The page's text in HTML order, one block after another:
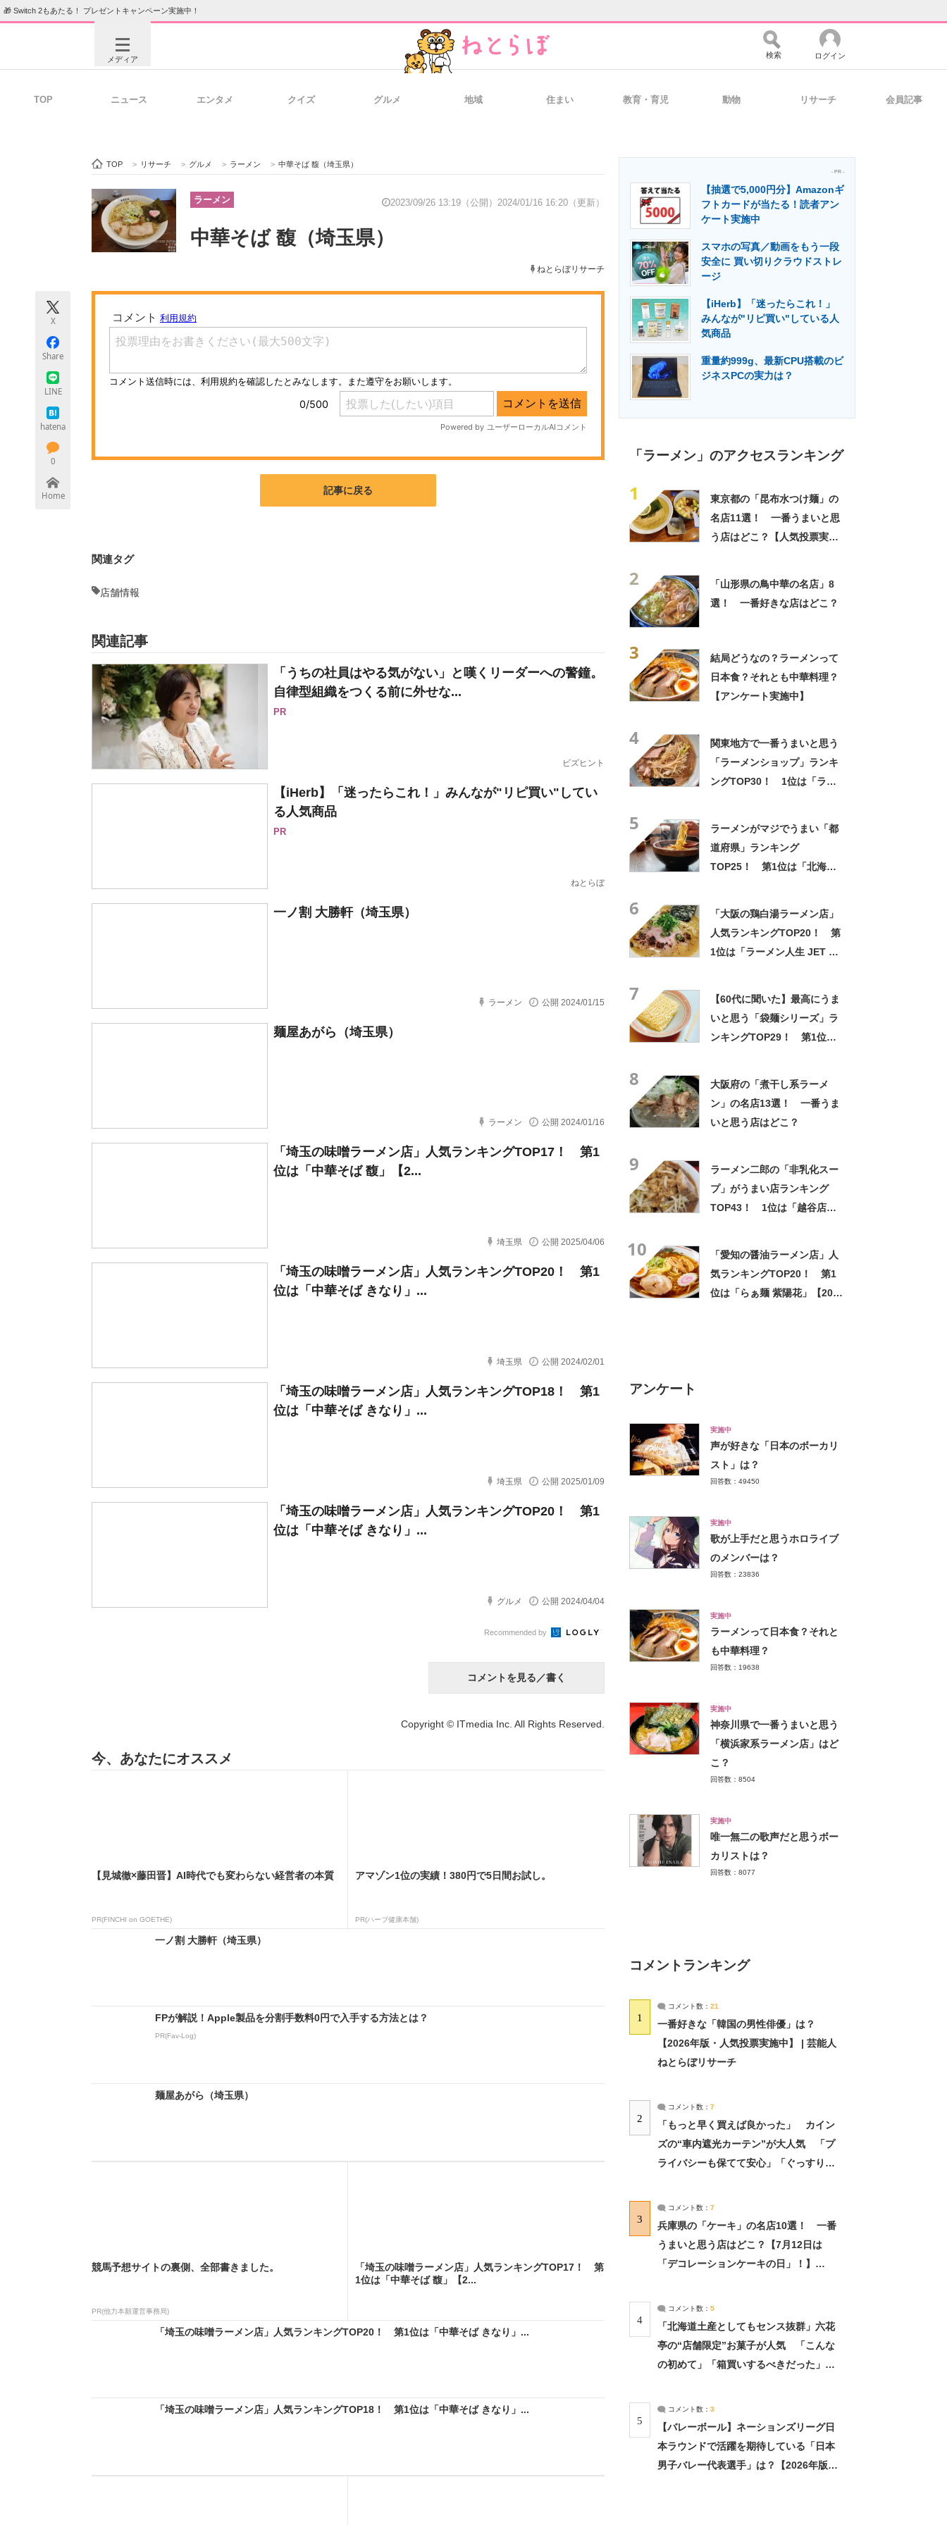
🎁 Switch 2もあたる！ プレゼントキャンペーン実施中！
メディア
ビジネスと働き方のヒント 経営リーダーのコミュニティ マーケ×ITの今がよく分かる
製造業のIT導入・活用を支援
モノづくり技術者専門サイト エレクトロニクス専門サイト 電子設計の基本と応用 エネルギーの専門メディア 建設×テクノロジーの最前線
検索 ログイン
TOP ニュース エンタメ クイズ グルメ 地域 住まい 教育・育児 動物 リサーチ 会員記事
TOP > リサーチ > グルメ > ラーメン > 中華そば 馥（埼玉県）
ラーメン 2023/09/26 13:19（公開） 2024/01/16 16:20（更新）
中華そば 馥（埼玉県）
ねとらぼリサーチ
X
Share
LINE
hatena
0
Home 記事に戻る
関連タグ
店舗情報
関連記事
「うちの社員はやる気がない」と嘆くリーダーへの警鐘。
自律型組織をつくる前に外せな...
PR
ビズヒント
【iHerb】「迷ったらこれ！」みんなが"リピ買い"してい
る人気商品
PR
ねとらぼ
一ノ割 大勝軒（埼玉県）
ラーメン 公開 2024/01/15
麺屋あがら（埼玉県）
ラーメン 公開 2024/01/16
「埼玉の味噌ラーメン店」人気ランキングTOP17！ 第1
位は「中華そば 馥」【2...
埼玉県 公開 2025/04/06
「埼玉の味噌ラーメン店」人気ランキングTOP20！ 第1
位は「中華そば きなり」...
埼玉県 公開 2024/02/01
「埼玉の味噌ラーメン店」人気ランキングTOP18！ 第1
位は「中華そば きなり」...
埼玉県 公開 2025/01/09
「埼玉の味噌ラーメン店」人気ランキングTOP20！ 第1
位は「中華そば きなり」...
グルメ 公開 2024/04/04
Recommended by
コメントを見る／書く
Copyright © ITmedia Inc. All Rights Reserved.
今、あなたにオススメ
【見城徹×藤田晋】AI時代でも変わらない経営者の本質
PR(FINCHI on GOETHE)
アマゾン1位の実績！380円で5日間お試し。
PR(ハーブ健康本舗)
一ノ割 大勝軒（埼玉県）
FPが解説！Apple製品を分割手数料0円で入手する方法とは？
PR(Fav-Log)
麺屋あがら（埼玉県）
競馬予想サイトの裏側、全部書きました。
PR(他力本願運営事務局)
「埼玉の味噌ラーメン店」人気ランキングTOP17！ 第
1位は「中華そば 馥」【2...
「埼玉の味噌ラーメン店」人気ランキングTOP20！ 第1位は「中華そば きなり」...
「埼玉の味噌ラーメン店」人気ランキングTOP18！ 第1位は「中華そば きなり」...
- PR -
【抽選で5,000円分】Amazonギ
フトカードが当たる！読者アン
ケート実施中
スマホの写真／動画をもう一段
安全に 買い切りクラウドストレ
ージ
【iHerb】「迷ったらこれ！」
みんなが"リピ買い"している人
気商品
重量約999g、最新CPU搭載のビ
ジネスPCの実力は？
「ラーメン」のアクセスランキング
1
東京都の「昆布水つけ麺」の
名店11選！ 一番うまいと思
う店はどこ？【人気投票実施
2
「山形県の鳥中華の名店」8
選！ 一番好きな店はどこ？
3
結局どうなの？ラーメンって
日本食？それとも中華料理？
【アンケート実施中】
4
関東地方で一番うまいと思う
「ラーメンショップ」ランキ
ングTOP30！ 1位は「ラー
5
ラーメンがマジでうまい「都
道府県」ランキング
TOP25！ 第1位は「北海
6
「大阪の鶏白湯ラーメン店」
人気ランキングTOP20！ 第
1位は「ラーメン人生 JET 福
7
【60代に聞いた】最高にうま
いと思う「袋麺シリーズ」ラ
ンキングTOP29！ 第1位は
8
大阪府の「煮干し系ラーメ
ン」の名店13選！ 一番うま
いと思う店はどこ？
9
ラーメン二郎の「非乳化スー
プ」がうまい店ランキング
TOP43！ 1位は「越谷店」
10
「愛知の醤油ラーメン店」人
気ランキングTOP20！ 第1
位は「らぁ麺 紫陽花」【2023
アンケート
実施中
声が好きな「日本のボーカリ
スト」は？
回答数：49450
実施中
歌が上手だと思うホロライブ
のメンバーは？
回答数：23836
実施中
ラーメンって日本食？それと
も中華料理？
回答数：19638
実施中
神奈川県で一番うまいと思う
「横浜家系ラーメン店」はど
こ？
回答数：8504
実施中
唯一無二の歌声だと思うボー
カリストは？
回答数：8077
コメントランキング
1
コメント数： 21
一番好きな「韓国の男性俳優」は？
【2026年版・人気投票実施中】 | 芸能人
ねとらぼリサーチ
2
コメント数： 7
「もっと早く買えば良かった」 カイン
ズの“車内遮光カーテン”が大人気 「プ
ライバシーも保てて安心」「ぐっすり眠
3
コメント数： 7
兵庫県の「ケーキ」の名店10選！ 一番
うまいと思う店はどこ？【7月12日は
「デコレーションケーキの日」！】
4
コメント数： 5
「北海道土産としてもセンス抜群」六花
亭の“店舗限定”お菓子が人気 「こんな
の初めて」「箱買いするべきだった」
5
コメント数： 3
【バレーボール】ネーションズリーグ日
本ラウンドで活躍を期待している「日本
男子バレー代表選手」は？【2026年版・